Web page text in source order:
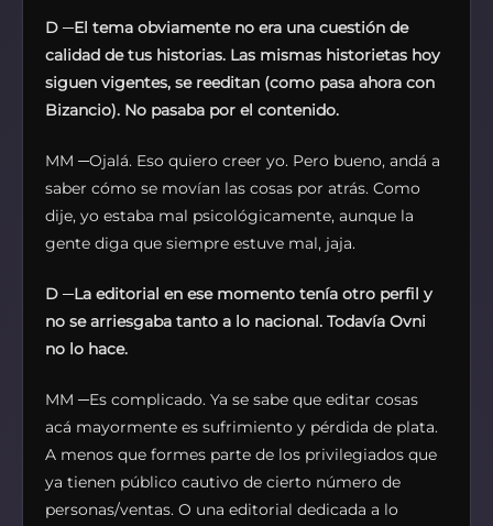
D ─El tema obviamente no era una cuestión de
calidad de tus historias. Las mismas historietas hoy
siguen vigentes, se reeditan (como pasa ahora con
Bizancio). No pasaba por el contenido.
MM ─Ojalá. Eso quiero creer yo. Pero bueno, andá a
saber cómo se movían las cosas por atrás. Como
dije, yo estaba mal psicológicamente, aunque la
gente diga que siempre estuve mal, jaja.
D ─La editorial en ese momento tenía otro perfil y
no se arriesgaba tanto a lo nacional. Todavía Ovni
no lo hace.
MM ─Es complicado. Ya se sabe que editar cosas
acá mayormente es sufrimiento y pérdida de plata.
A menos que formes parte de los privilegiados que
ya tienen público cautivo de cierto número de
personas/ventas. O una editorial dedicada a lo